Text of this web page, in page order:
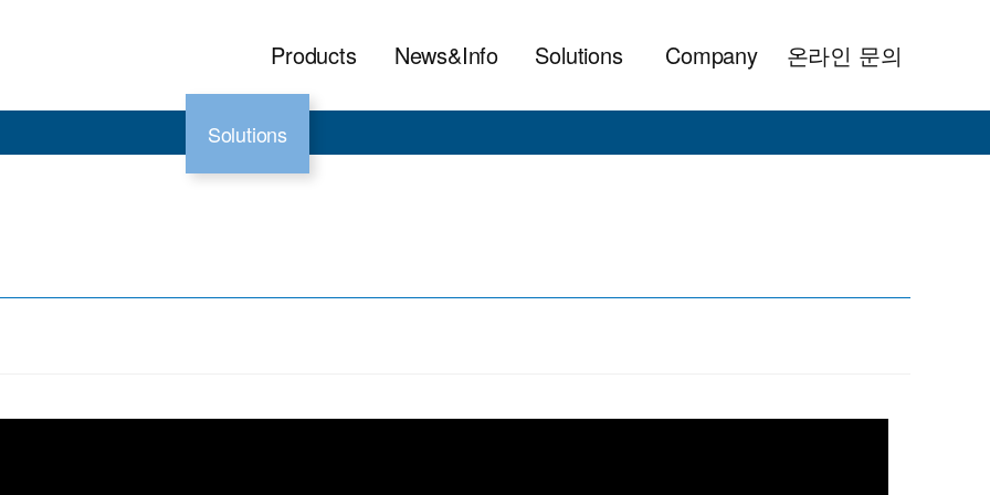
Products News&Info Solutions Company 온라인 문의
Solutions